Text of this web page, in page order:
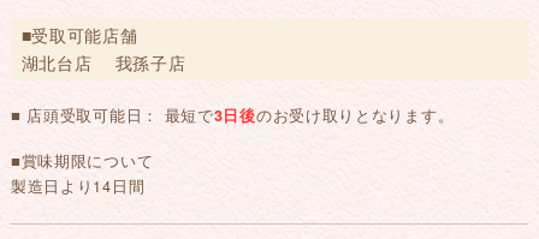
■受取可能店舗
湖北台店 我孫子店
■ 店頭受取可能日： 最短で3日後のお受け取りとなります。
■賞味期限について
製造日より14日間